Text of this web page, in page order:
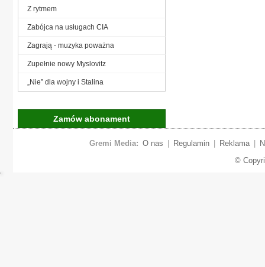
Z rytmem
Zabójca na usługach CIA
Zagrają - muzyka poważna
Zupełnie nowy Myslovitz
„Nie” dla wojny i Stalina
Zamów abonament
Gremi Media: O nas Regulamin Reklama
©